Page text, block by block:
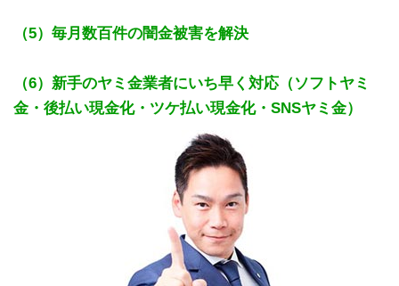
（5）毎月数百件の闇金被害を解決
（6）新手のヤミ金業者にいち早く対応（ソフトヤミ
金・後払い現金化・ツケ払い現金化・SNSヤミ金）